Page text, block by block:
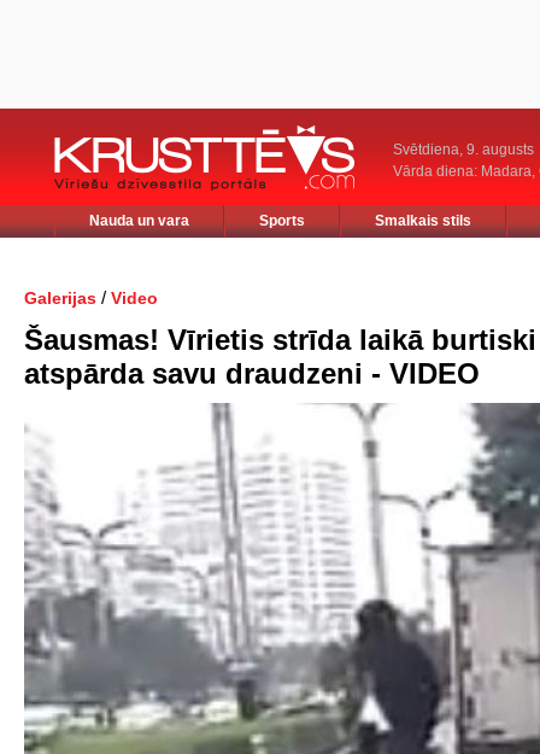
Svētdiena, 9. augusts
Vārda diena: Madara,
Nauda un vara Sports Smalkais stils
Galerijas / Video
Šausmas! Vīrietis strīda laikā burtiski
atspārda savu draudzeni - VIDEO